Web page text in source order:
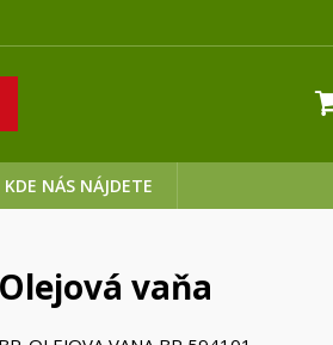
KDE NÁS NÁJDETE
Olejová vaňa